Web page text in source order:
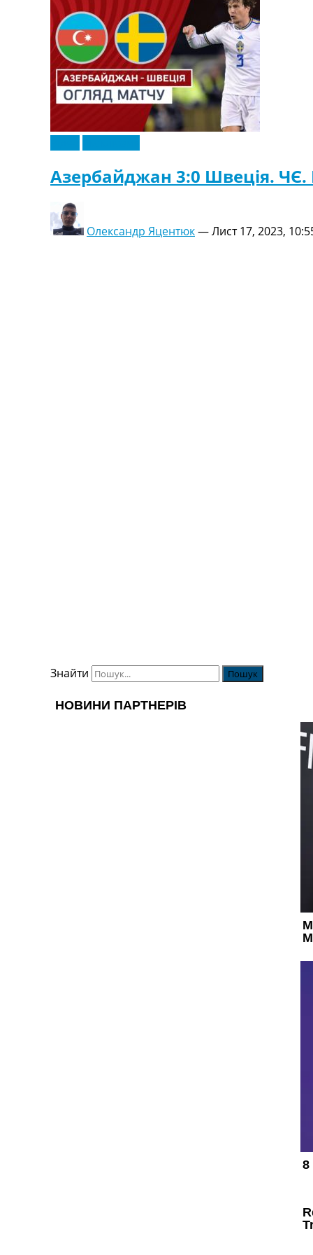
Азербайджан 3:0 Швеція. ЧЄ.
Олександр Яцентюк—Лист 17, 2023,
Знайти